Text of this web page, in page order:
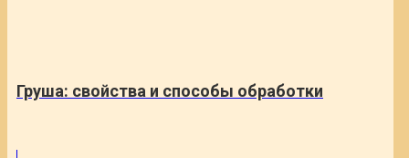
Груша: свойства и способы обработки